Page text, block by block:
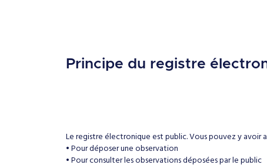
Principe du registre
Le registre électronique est public. Vous pouvez y avoir
• Pour déposer une observation
• Pour consulter les observations déposées par le public